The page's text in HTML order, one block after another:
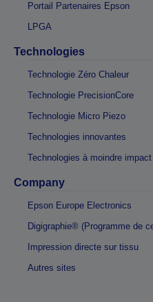
Portail Partenaires Epson
LPGA
Technologies
Technologie Zéro Chaleur
Technologie PrecisionCore
Technologie Micro Piezo
Technologies innovantes
Technologies à moindre
Company
Epson Europe Electronics
Digigraphie® (Programme de
Impression directe sur tissu
Autres sites